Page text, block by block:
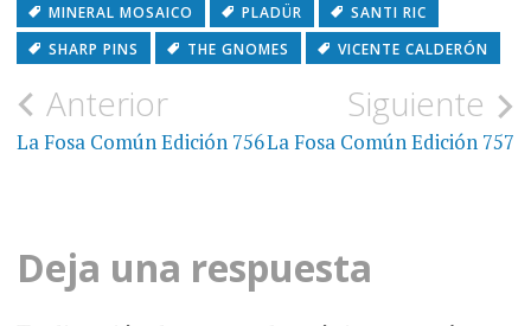
MINERAL MOSAICO
PLADÜR
SANTI RIC
SHARP PINS
THE GNOMES VICENTE CALDERÓN
Navegación
de
Anterior
La Fosa Común Edición 756
Siguiente
La Fosa Común Edición 757
Deja una respuesta